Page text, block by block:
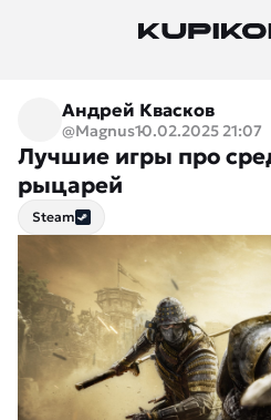
Андрей Квасков
@Magnus10.02.2025 21:07
Лучшие игры про
рыцарей
Steam